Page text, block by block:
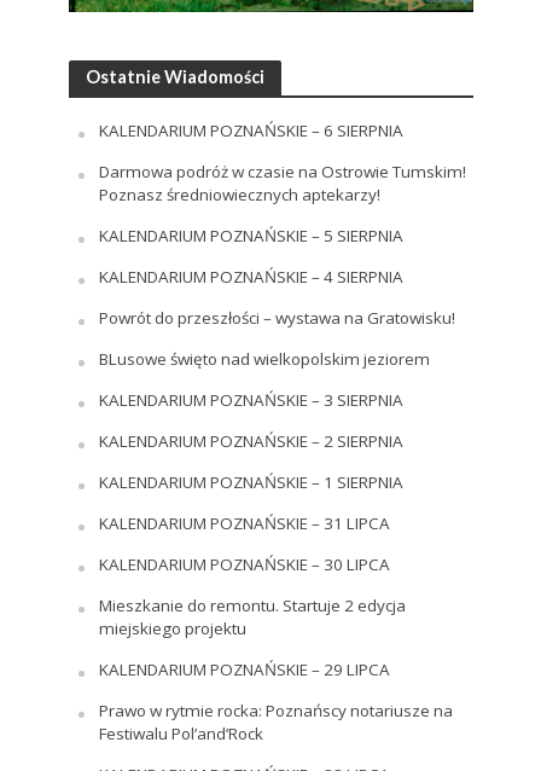
Ostatnie Wiadomości
KALENDARIUM POZNAŃSKIE – 6 SIERPNIA
Darmowa podróż w czasie na Ostrowie Tumskim!
Poznasz średniowiecznych aptekarzy!
KALENDARIUM POZNAŃSKIE – 5 SIERPNIA
KALENDARIUM POZNAŃSKIE – 4 SIERPNIA
Powrót do przeszłości – wystawa na Gratowisku!
BLusowe święto nad wielkopolskim jeziorem
KALENDARIUM POZNAŃSKIE – 3 SIERPNIA
KALENDARIUM POZNAŃSKIE – 2 SIERPNIA
KALENDARIUM POZNAŃSKIE – 1 SIERPNIA
KALENDARIUM POZNAŃSKIE – 31 LIPCA
KALENDARIUM POZNAŃSKIE – 30 LIPCA
Mieszkanie do remontu. Startuje 2 edycja
miejskiego projektu
KALENDARIUM POZNAŃSKIE – 29 LIPCA
Prawo w rytmie rocka: Poznańscy notariusze na
Festiwalu Pol’and’Rock